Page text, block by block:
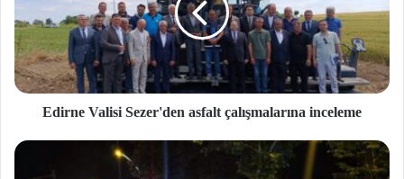
Edirne Valisi Sezer'den asfalt çalışmalarına inceleme